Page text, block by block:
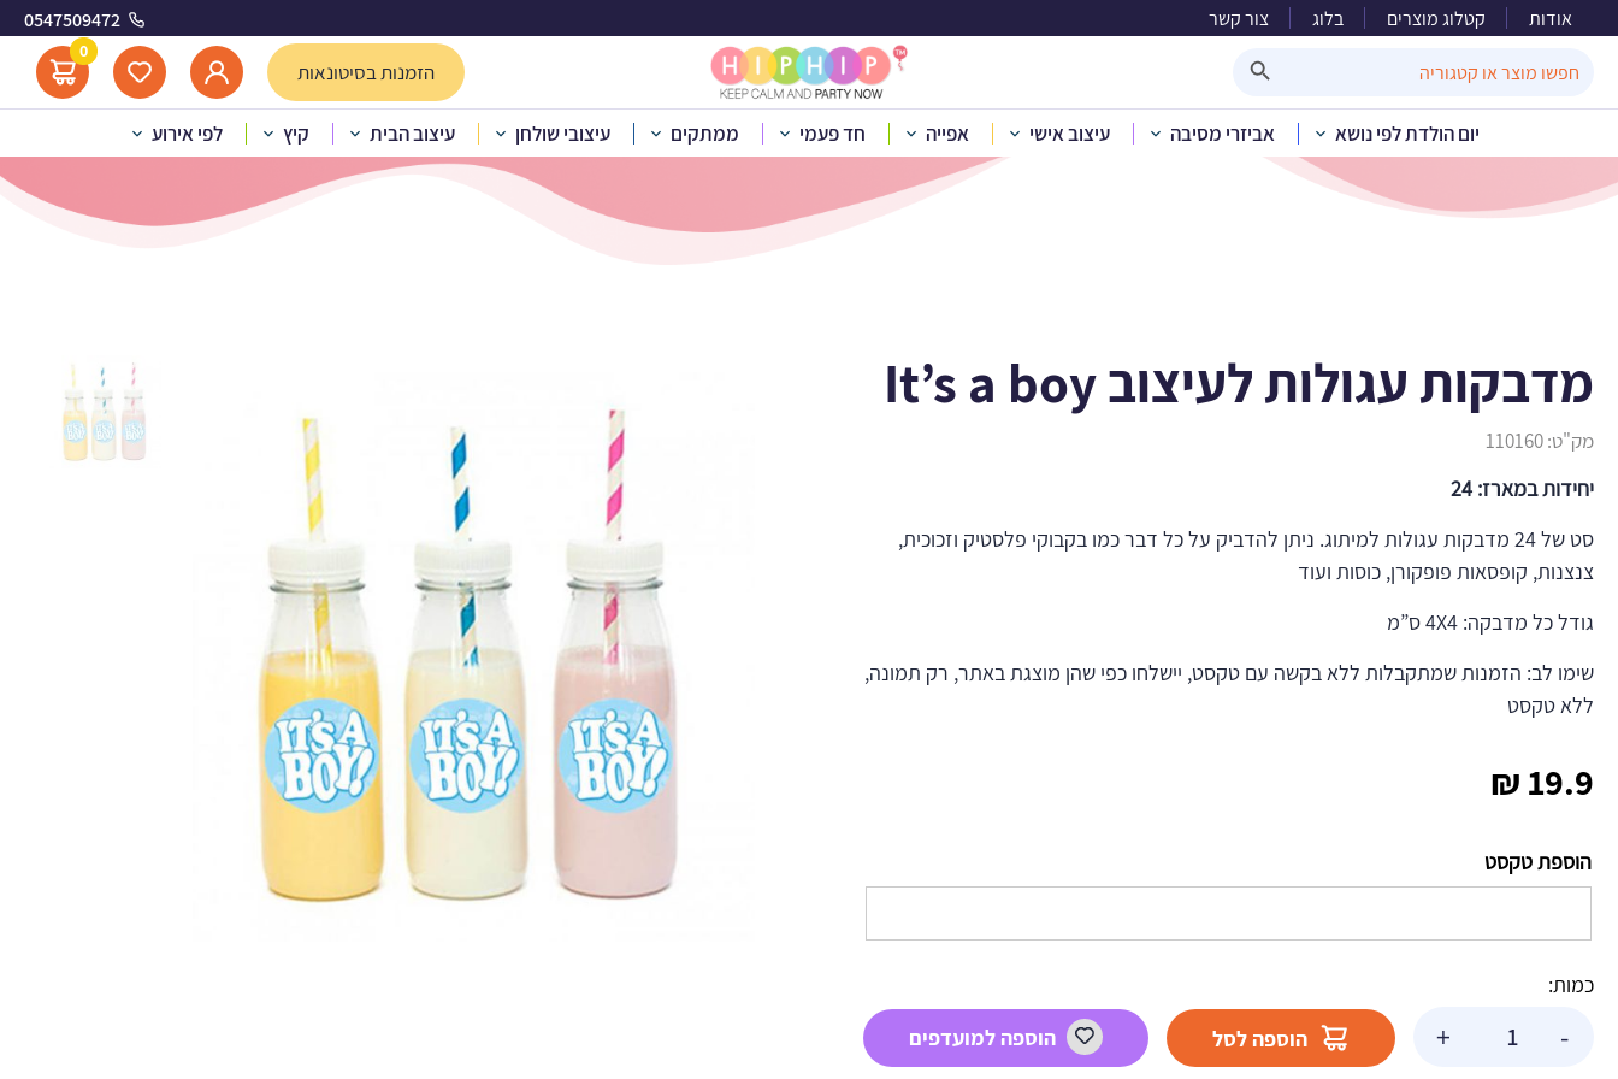
אודות קטלוג מוצרים בלוג צור קשר 0547509472
for: הזמנות בסיטונאות
0
יום הולדת לפי נושא אביזרי מסיבה עיצוב אישי אפייה חד פעמי ממתקים עיצובי שולחן עיצוב הבית קיץ לפי אירוע
מדבקות עגולות לעיצוב It's a boy
בית»קטלוג מוצרים»לפי אירוע »יום הולדת שנה»יום הולדת It's a boy » מדבקות עגולות לעיצוב It’s a boy
מדבקות עגולות לעיצוב It’s a boy
מק"ט:110160
יחידות במארז: 24
סט של 24 מדבקות עגולות למיתוג. ניתן להדביק על כל דבר כמו בקבוקי פלסטיק וזכוכית,
צנצנות, קופסאות פופקורן, כוסות ועוד
גודל כל מדבקה: 4X4 ס”מ
שימו לב: הזמנות שמתקבלות ללא בקשה עם טקסט, יישלחו כפי שהן מוצגת באתר, רק תמונה,
ללא טקסט
19.9
₪
הוספת טקסט
כמות:
-
של
+ הוספה לסל הוספה למועדפים